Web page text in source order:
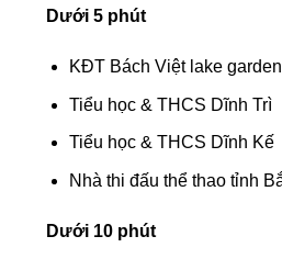
Dưới 5 phút
KĐT Bách Việt lake garden
Tiểu học & THCS Dĩnh Trì
Tiểu học & THCS Dĩnh Kế
Nhà thi đấu thể thao tỉnh
Dưới 10 phút